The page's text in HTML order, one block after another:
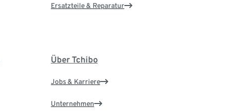
Ersatzteile & Reparatur
Über Tchibo
Jobs & Karriere
Unternehmen